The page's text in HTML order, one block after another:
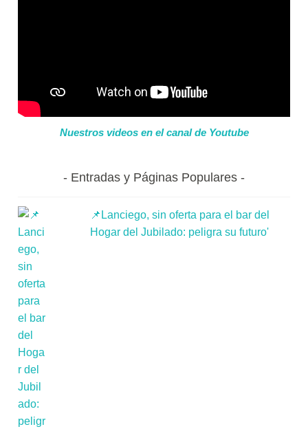
Nuestros videos en el canal de Youtube
Entradas y Páginas Populares
📌Lanciego, sin oferta para el bar del
Hogar del Jubilado: peligra su futuro'